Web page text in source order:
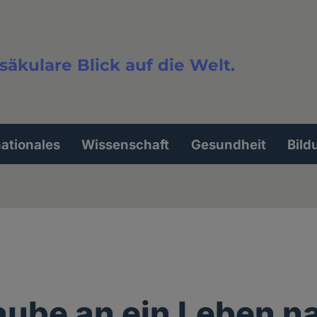
Blick auf die Welt.
Wissenschaft Gesundheit